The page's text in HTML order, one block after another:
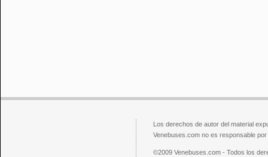
Los derechos de autor del material
Venebuses.com no es responsable
©2009 Venebuses.com - Todos los